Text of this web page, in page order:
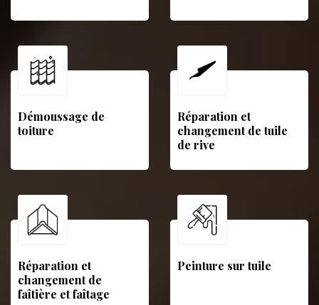
Démoussage de
toiture
Réparation et
changement de tuile
de rive
Réparation et
changement de
faîtière et faîtage
Peinture sur tuile